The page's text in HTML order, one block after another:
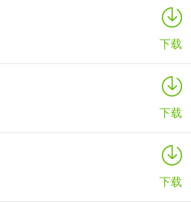
下载
下载
下载